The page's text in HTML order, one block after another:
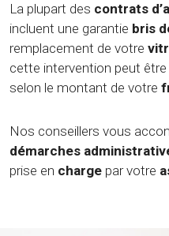
La plupart des contrats
incluent une garantie bris
remplacement de votre
cette intervention peut être
selon le montant de votre
Nos conseillers vous
démarches
prise en charge par votre